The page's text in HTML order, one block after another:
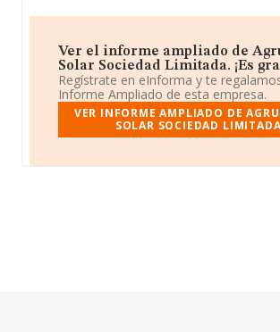
Ver el informe ampliado de
Solar Sociedad Limitada. ¡Es
Regístrate en eInforma y te
Informe Ampliado de esta empresa.
VER INFORME AMPLIADO DE
SOLAR SOCIEDAD